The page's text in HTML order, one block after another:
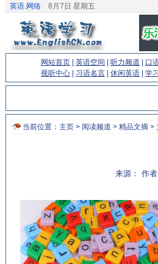
英语.网络 8月7日 星期五
网站首页 英语空间 听力频道 口
视听中心
习语名言 休闲英语 学
当前位置： 主页 > 阅读频道 > 精品文摘 >
来源： 作